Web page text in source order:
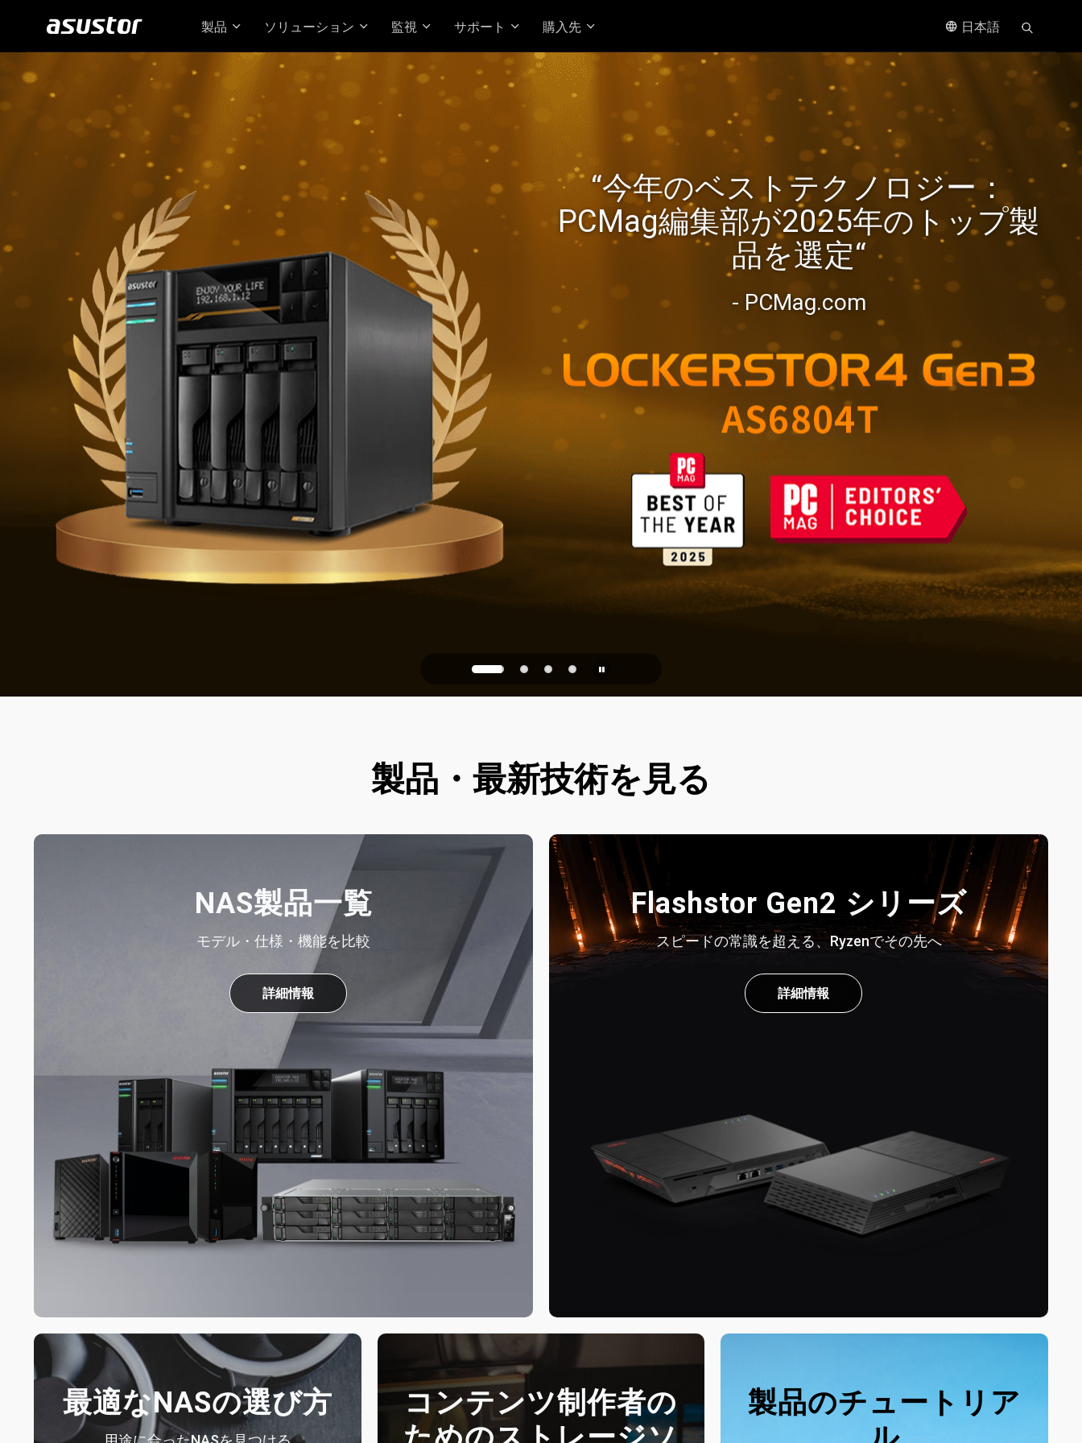
製品 ソリューション 監視 サポート 購入先 日本語
“今年のベストテクノロジー：
PCMag編集部が2025年のトップ製
品を選定“
- PCMag.com
Lockerstor 24R Pro Gen2 が、進化し
た Ryzen パフォーマンスと高速化を
実現！
高価値の2.5GbE NAS
家庭とオフィスのための信頼できる
ストレージ
PQC Ready
未来の量子攻撃に備える
製品・最新技術を見る
NAS製品一覧
モデル・仕様・機能を比較
詳細情報
Flashstor Gen2 シリーズ
スピードの常識を超える、Ryzenでその先へ
詳細情報
最適なNASの選び方
コンテンツ制作者の
製品のチュートリア